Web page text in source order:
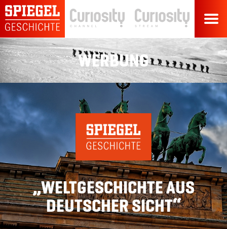
WERBUNG
„WELTGESCHICHTE AUS
DEUTSCHER SICHT“